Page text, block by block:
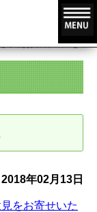
されたお客様の声を追
2018年02月13日
をお寄せいた